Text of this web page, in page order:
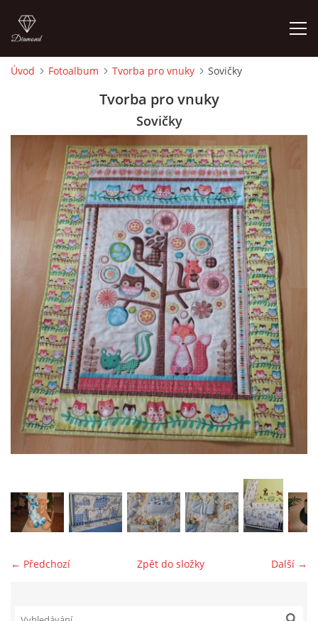
CEDULKY
MOJE POSLEDNÍ PRÁCE
jk-laguna@seznam.cz
© 2025 eStránky.cz
Úvod Fotoalbum Tvorba pro vnuky Sovičky
Tvorba pro vnuky
Sovičky
← Předchozí Další →
Zpět do složky